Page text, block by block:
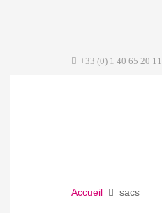
+33 (0) 1 40 65 20 11
Accueil sacs